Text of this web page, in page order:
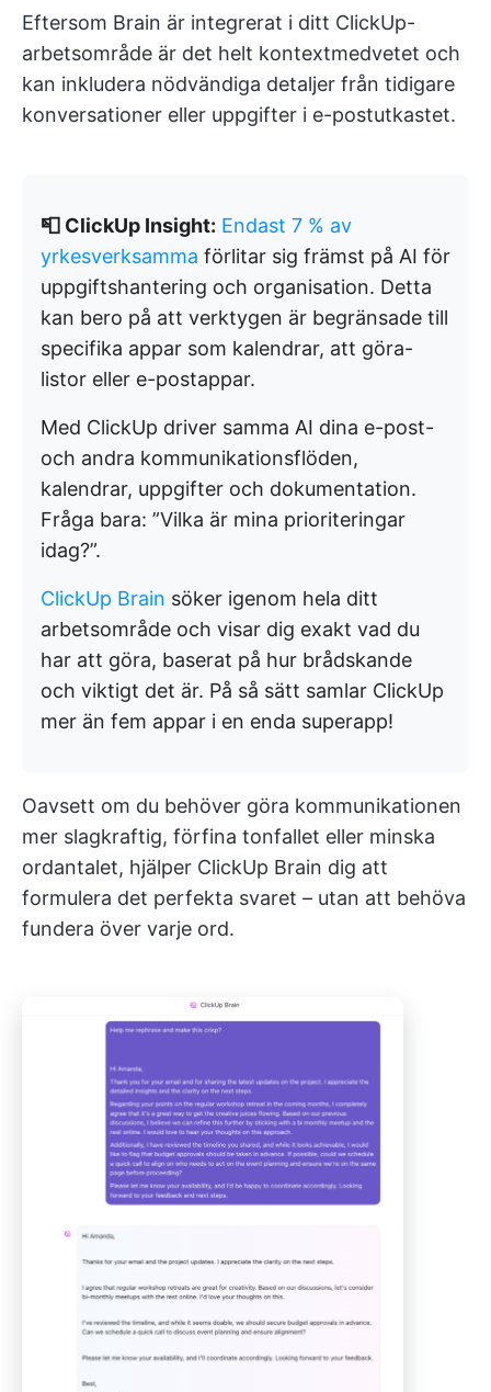
Eftersom Brain är integrerat i ditt ClickUp-
arbetsområde är det helt kontextmedvetet och
kan inkludera nödvändiga detaljer från tidigare
konversationer eller uppgifter i e-postutkastet.
📮 ClickUp Insight: Endast 7 % av
yrkesverksamma förlitar sig främst på AI för
uppgiftshantering och organisation. Detta
kan bero på att verktygen är begränsade till
specifika appar som kalendrar, att göra-
listor eller e-postappar.
Med ClickUp driver samma AI dina e-post-
och andra kommunikationsflöden,
kalendrar, uppgifter och dokumentation.
Fråga bara: ”Vilka är mina prioriteringar
idag?”.
ClickUp Brain söker igenom hela ditt
arbetsområde och visar dig exakt vad du
har att göra, baserat på hur brådskande
och viktigt det är. På så sätt samlar ClickUp
mer än fem appar i en enda superapp!
Oavsett om du behöver göra kommunikationen
mer slagkraftig, förfina tonfallet eller minska
ordantalet, hjälper ClickUp Brain dig att
formulera det perfekta svaret – utan att behöva
fundera över varje ord.